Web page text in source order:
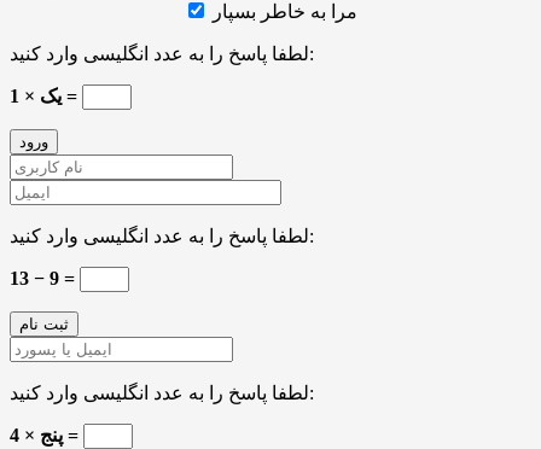
مرا به خاطر بسپار
لطفا پاسخ را به عدد انگلیسی وارد کنید:
1 × یک =
لطفا پاسخ را به عدد انگلیسی وارد کنید:
13 − 9 =
لطفا پاسخ را به عدد انگلیسی وارد کنید:
4 × پنج =